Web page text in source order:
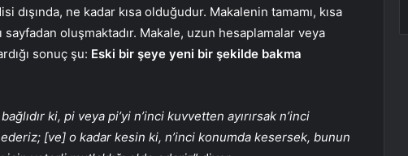
ne kadar kısa olduğudur. Makalenin tamamı, kısa
sayfadan oluşmaktadır. Makale, uzun hesaplamalar veya
sonuç şu: Eski bir şeye yeni bir şekilde bakma
ki, pi veya pi’yi n’inci kuvvetten ayırırsak n’inci
[ve] o kadar kesin ki, n’inci konumda kesersek, bunun